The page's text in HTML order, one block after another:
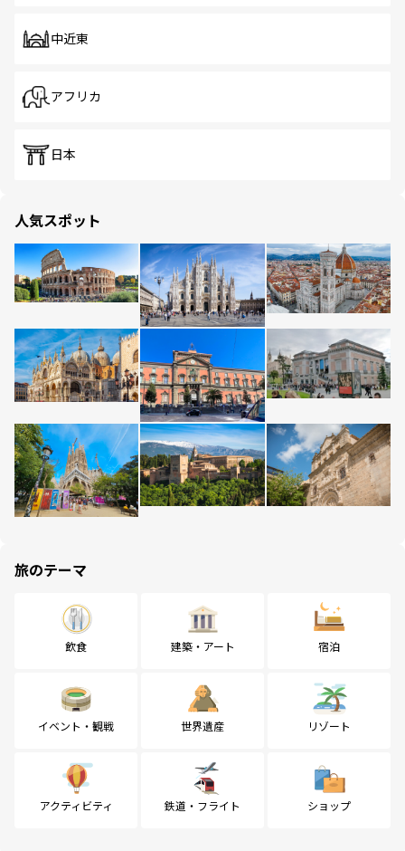
中近東
アフリカ
日本
人気スポット
旅のテーマ
飲食 建築・アート 宿泊
イベント・観戦 世界遺産 リゾート
アクティビティ 鉄道・フライト ショップ